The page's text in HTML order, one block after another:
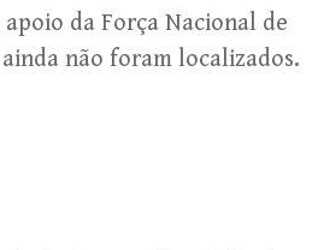
da Força Nacional de
não foram localizados.